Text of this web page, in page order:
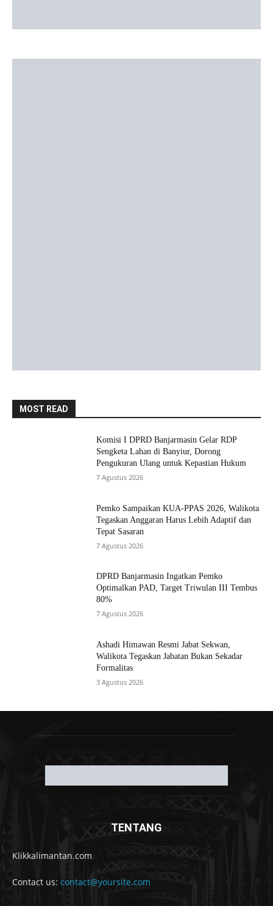
MOST READ
Komisi I DPRD Banjarmasin Gelar RDP
Sengketa Lahan di Banyiur, Dorong
Pengukuran Ulang untuk Kepastian Hukum
7 Agustus 2026
Pemko Sampaikan KUA-PPAS 2026, Walikota
Tegaskan Anggaran Harus Lebih Adaptif dan
Tepat Sasaran
7 Agustus 2026
DPRD Banjarmasin Ingatkan Pemko
Optimalkan PAD, Target Triwulan III Tembus
80%
7 Agustus 2026
Ashadi Himawan Resmi Jabat Sekwan,
Walikota Tegaskan Jabatan Bukan Sekadar
Formalitas
3 Agustus 2026
TENTANG
Klikkalimantan.com
Contact us: contact@yoursite.com